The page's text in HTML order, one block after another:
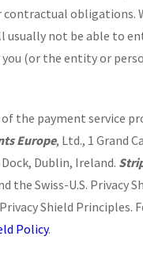
contractual obligations.
usually not be able to
(or the entity or
of the payment service
Europe, Ltd., 1 Grand
Dublin, Ireland.
the Swiss-U.S. Privacy
Shield Principles.
Policy.